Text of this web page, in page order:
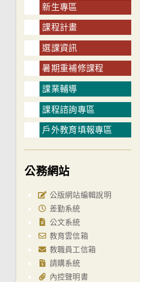
新生專區
課程計畫
選課資訊
暑期重補修課程
課業輔導
課程諮詢專區
戶外教育填報專區
公務網站
公版網站編輯說明
差勤系統
公文系統
教育雲信箱
教職員工信箱
請購系統
內控聲明書